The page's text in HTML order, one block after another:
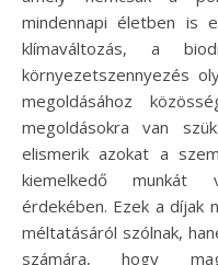
mindennapi életben is
klímaváltozás, a
környezetszennyezés
megoldásához
megoldásokra van
elismerik azokat a
kiemelkedő munkát
érdekében. Ezek a díjak
méltatásáról szólnak,
számára, hogy